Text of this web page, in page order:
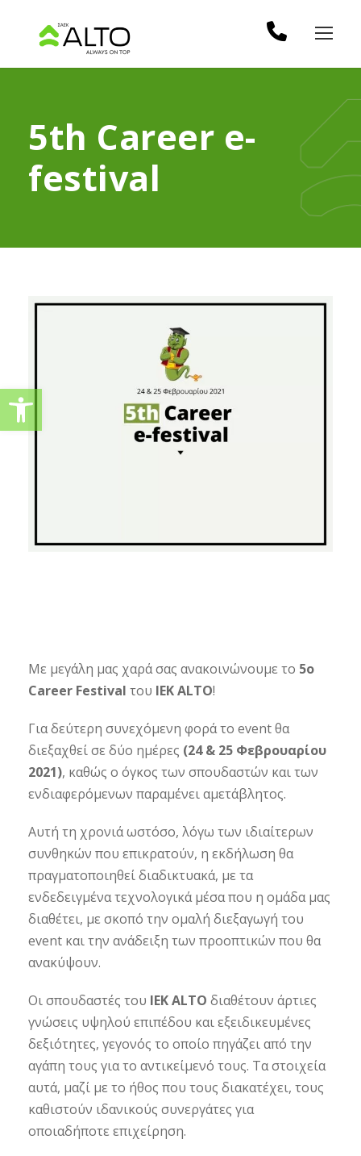
5th Career e-
festival
Με μεγάλη μας χαρά σας ανακοινώνουμε το 5ο
Career Festival του ΙΕΚ ALTO!
Για δεύτερη συνεχόμενη φορά το event θα
διεξαχθεί σε δύο ημέρες (24 & 25 Φεβρουαρίου
2021), καθώς ο όγκος των σπουδαστών και των
ενδιαφερόμενων παραμένει αμετάβλητος.
Αυτή τη χρονιά ωστόσο, λόγω των ιδιαίτερων
συνθηκών που επικρατούν, η εκδήλωση θα
πραγματοποιηθεί διαδικτυακά, με τα
ενδεδειγμένα τεχνολογικά μέσα που η ομάδα μας
διαθέτει, με σκοπό την ομαλή διεξαγωγή του
event και την ανάδειξη των προοπτικών που θα
ανακύψουν.
Οι σπουδαστές του ΙΕΚ ALTO διαθέτουν άρτιες
γνώσεις υψηλού επιπέδου και εξειδικευμένες
δεξιότητες, γεγονός το οποίο πηγάζει από την
αγάπη τους για το αντικείμενό τους. Τα στοιχεία
αυτά, μαζί με το ήθος που τους διακατέχει, τους
καθιστούν ιδανικούς συνεργάτες για
οποιαδήποτε επιχείρηση.
Ανοίξτε τη γραμμή